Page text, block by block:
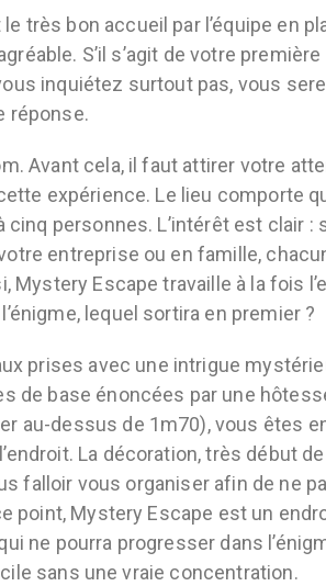
très bon accueil par l’équipe en
S’il s’agit de votre première
inquiétez surtout pas, vous
réponse.
Avant cela, il faut attirer votre
expérience. Le lieu comporte
personnes. L’intérêt est clair :
entreprise ou en famille,
Mystery Escape travaille à la fois
lequel sortira en premier ?
prises avec une intrigue
de base énoncées par une
au-dessus de 1m70), vous êtes
La décoration, très début de
falloir vous organiser afin de ne
point, Mystery Escape est un
ne pourra progresser dans
sans une vraie concentration.